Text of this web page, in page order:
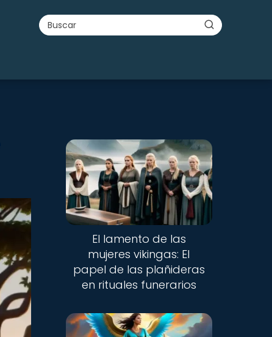
El lamento de las
mujeres vikingas: El
papel de las plañideras
en rituales funerarios